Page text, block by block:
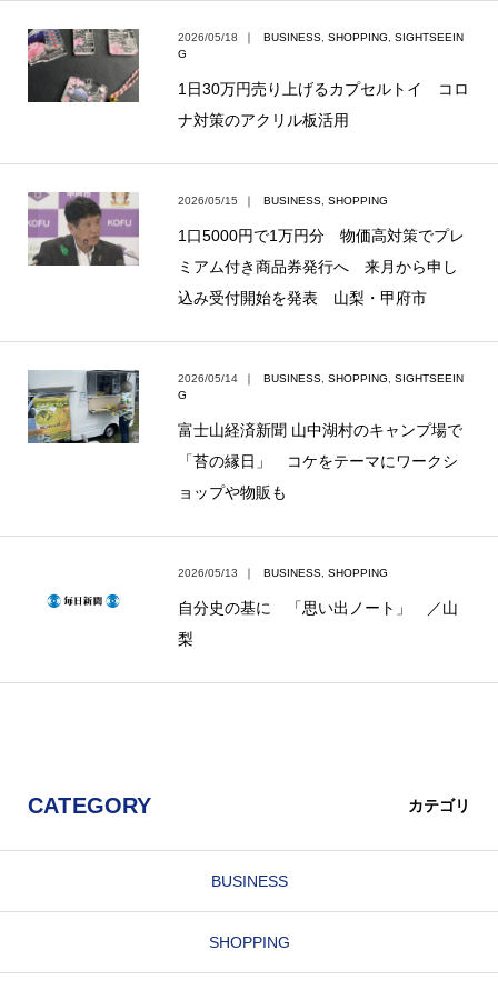
2026/05/18 ｜ BUSINESS SHOPPING
SIGHTSEEIN
G
1日30万円売り上げるカプセルトイ コロ
ナ対策のアクリル板活用
2026/05/15 ｜ BUSINESS SHOPPING
1口5000円で1万円分 物価高対策でプレ
ミアム付き商品券発行へ 来月から申し
込み受付開始を発表 山梨・甲府市
2026/05/14 ｜ BUSINESS SHOPPING
SIGHTSEEIN
G
富士山経済新聞 山中湖村のキャンプ場で
「苔の縁日」 コケをテーマにワークシ
ョップや物販も
2026/05/13 ｜ BUSINESS SHOPPING
自分史の基に 「思い出ノート」 ／山
梨
CATEGORY カテゴリ
BUSINESS
SHOPPING